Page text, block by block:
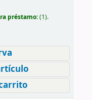
préstamo:(1).